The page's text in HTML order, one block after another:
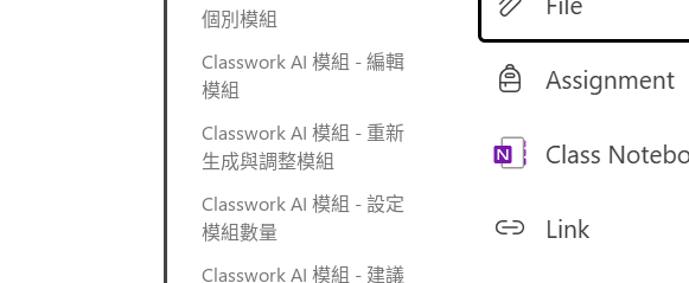
個別模組
Classwork AI 模組 - 編輯
模組
Classwork AI 模組 - 重新
生成與調整模組
Classwork AI 模組 - 設定
模組數量
Classwork AI 模組 - 建議